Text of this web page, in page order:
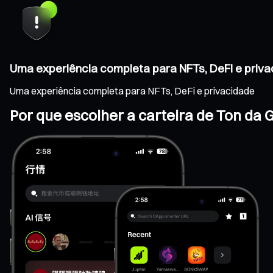
Uma experiência completa para NFTs, DeFi e
Uma experiência completa para NFTs, DeFi e privacidade
Por que escolher a carteira de Ton da